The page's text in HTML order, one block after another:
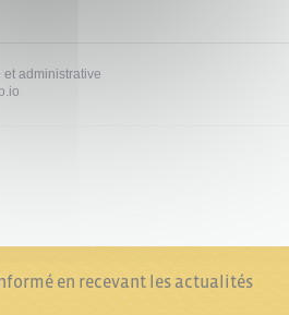
administrative
en recevant les actualités